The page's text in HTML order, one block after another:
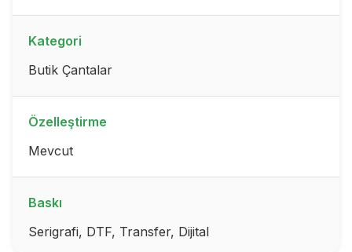
Kategori
Butik Çantalar
Özelleştirme
Mevcut
Baskı
Serigrafi, DTF, Transfer, Dijital